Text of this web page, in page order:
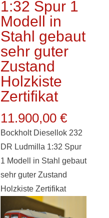
1:32 Spur 1
Modell in
Stahl gebaut
sehr guter
Zustand
Holzkiste
Zertifikat
11.900,00€
Bockholt Diesellok 232
DR Ludmilla 1:32 Spur
1 Modell in Stahl gebaut
sehr guter Zustand
Holzkiste Zertifikat